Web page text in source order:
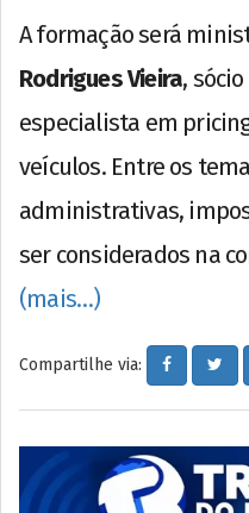
A formação será
Rodrigues Vieira,
especialista em
veículos. Entre os
administrativas,
ser considerados na
(mais…)
Compartilhe via: